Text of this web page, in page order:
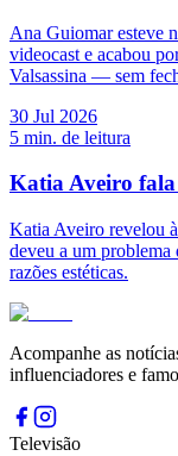
Ana Guiomar esteve
videocast e acabou
Valsassina — sem
30 Jul 2026
5 min. de leitura
Katia Aveiro fala
Katia Aveiro revelou à
deveu a um problema
razões estéticas.
Acompanhe as
influenciadores e
Televisão